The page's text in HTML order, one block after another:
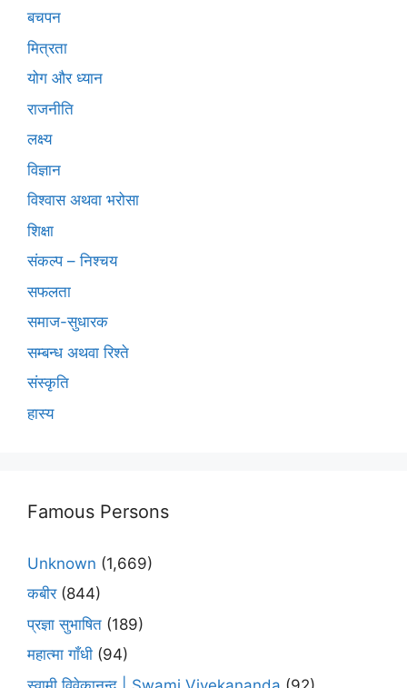
बचपन
मित्रता
योग और ध्यान
राजनीति
लक्ष्य
विज्ञान
विश्वास अथवा भरोसा
शिक्षा
संकल्प – निश्चय
सफलता
समाज-सुधारक
सम्बन्ध अथवा रिश्ते
संस्कृति
हास्य
Famous Persons
Unknown (1,669)
कबीर(844)
प्रज्ञा सुभाषित (189)
महात्मा गाँधी (94)